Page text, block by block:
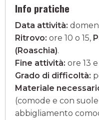
Info pratiche
Data attività:
Ritrovo: ore 10 o 15,
(Roaschia).
Fine attività: ore 13 e
Grado di difficoltà:
Materiale
(comode e con
abbigliamento